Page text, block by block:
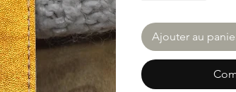
Ajouter au